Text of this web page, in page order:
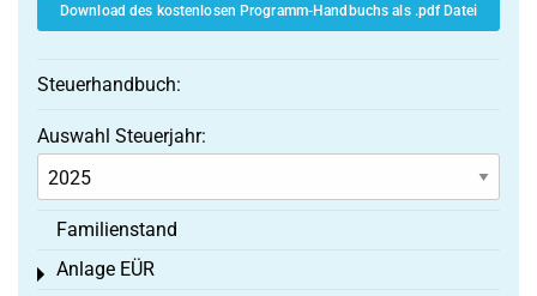
Download des kostenlosen Programm-Handbuchs als .pdf Datei
Steuerhandbuch:
Auswahl Steuerjahr:
Familienstand
Anlage EÜR
Toggle menu